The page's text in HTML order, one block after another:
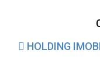
HOLDING